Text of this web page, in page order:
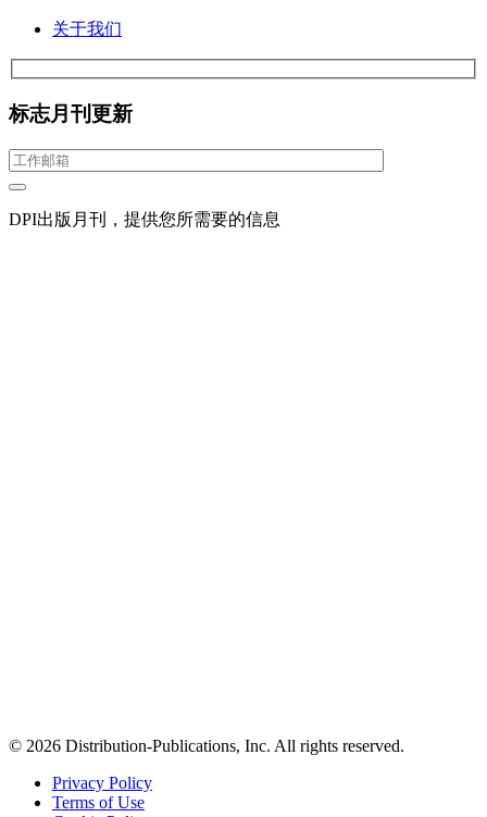
关于我们
标志月刊更新
DPI出版月刊，提供您所需要的信息
© 2026 Distribution-Publications, Inc. All rights reserved.
Privacy Policy
Terms of Use